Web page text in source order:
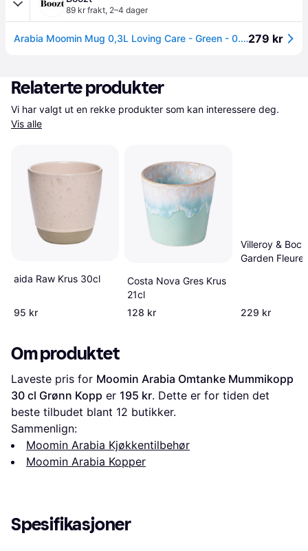
89 kr frakt, 2–4 dager
Arabia Moomin Mug 0,3L Loving Care - Green - 0.3 L279 kr
Relaterte produkter
Vis alle
aida Raw Krus 30cl
95 kr
Costa Nova Gres Krus
21cl
128 kr
Villeroy &
Garden
229 kr
Om produktet
Laveste pris for Moomin Arabia Omtanke Mummikopp
30 cl Grønn Kopp er 195 kr. Dette er for tiden det
beste tilbudet blant 12 butikker.
Sammenlign:
Moomin Arabia Kjøkkentilbehør
Moomin Arabia Kopper
Spesifikasjoner